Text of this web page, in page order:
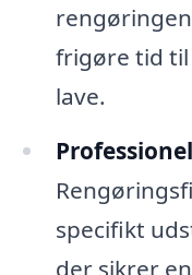
frigøre tid til
lave.
specifikt
der sikrer